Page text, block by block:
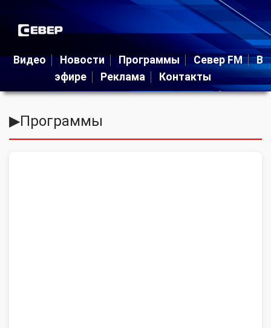
Видео Новости Программы Север FM
В
эфире
Реклама Контакты
▶Программы